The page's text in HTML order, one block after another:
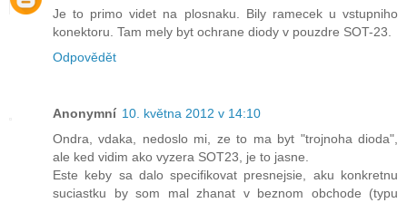
Je to primo videt na plosnaku. Bily ramecek u vstupniho
konektoru. Tam mely byt ochrane diody v pouzdre SOT-23.
Odpovědět
Anonymní 10. května 2012 v 14:10
Ondra, vdaka, nedoslo mi, ze to ma byt "trojnoha dioda",
ale ked vidim ako vyzera SOT23, je to jasne.
Este keby sa dalo specifikovat presnejsie, aku konkretnu
suciastku by som mal zhanat v beznom obchode (typu